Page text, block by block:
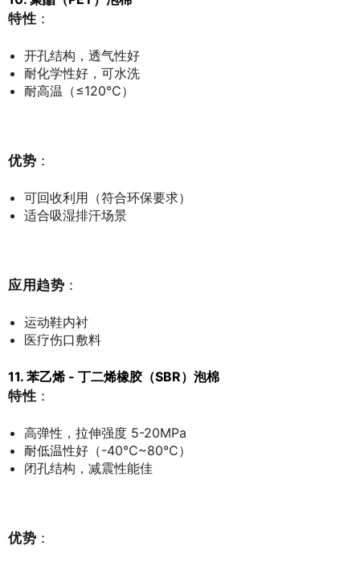
特性 ：
开孔结构，透气性好
耐化学性好，可水洗
耐高温（≤120℃）
优势 ：
可回收利用（符合环保要求）
适合吸湿排汗场景
应用趋势 ：
运动鞋内衬
医疗伤口敷料
11. 苯乙烯 - 丁二烯橡胶（SBR）泡棉
特性 ：
高弹性，拉伸强度 5-20MPa
耐低温性好（-40℃~80℃）
闭孔结构，减震性能佳
优势 ：